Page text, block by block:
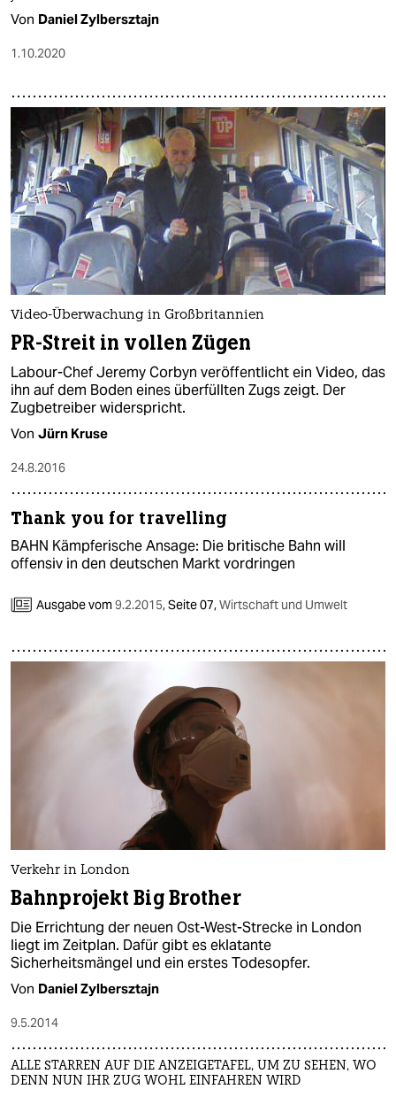
Von Daniel Zylbersztajn
1.10.2020
Video-Überwachung in Großbritannien
PR-Streit in vollen Zügen
Labour-Chef Jeremy Corbyn veröffentlicht ein Video, das
ihn auf dem Boden eines überfüllten Zugs zeigt. Der
Zugbetreiber widerspricht.
Von Jürn Kruse
24.8.2016
Thank you for travelling
BAHN Kämpferische Ansage: Die britische Bahn will
offensiv in den deutschen Markt vordringen
Ausgabe vom9.2.2015,Seite 07,Wirtschaft und Umwelt
Verkehr in London
Bahnprojekt Big Brother
Die Errichtung der neuen Ost-West-Strecke in London
liegt im Zeitplan. Dafür gibt es eklatante
Sicherheitsmängel und ein erstes Todesopfer.
Von Daniel Zylbersztajn
9.5.2014
ALLE STARREN AUF DIE ANZEIGETAFEL, UM ZU SEHEN, WO
DENN NUN IHR ZUG WOHL EINFAHREN WIRD